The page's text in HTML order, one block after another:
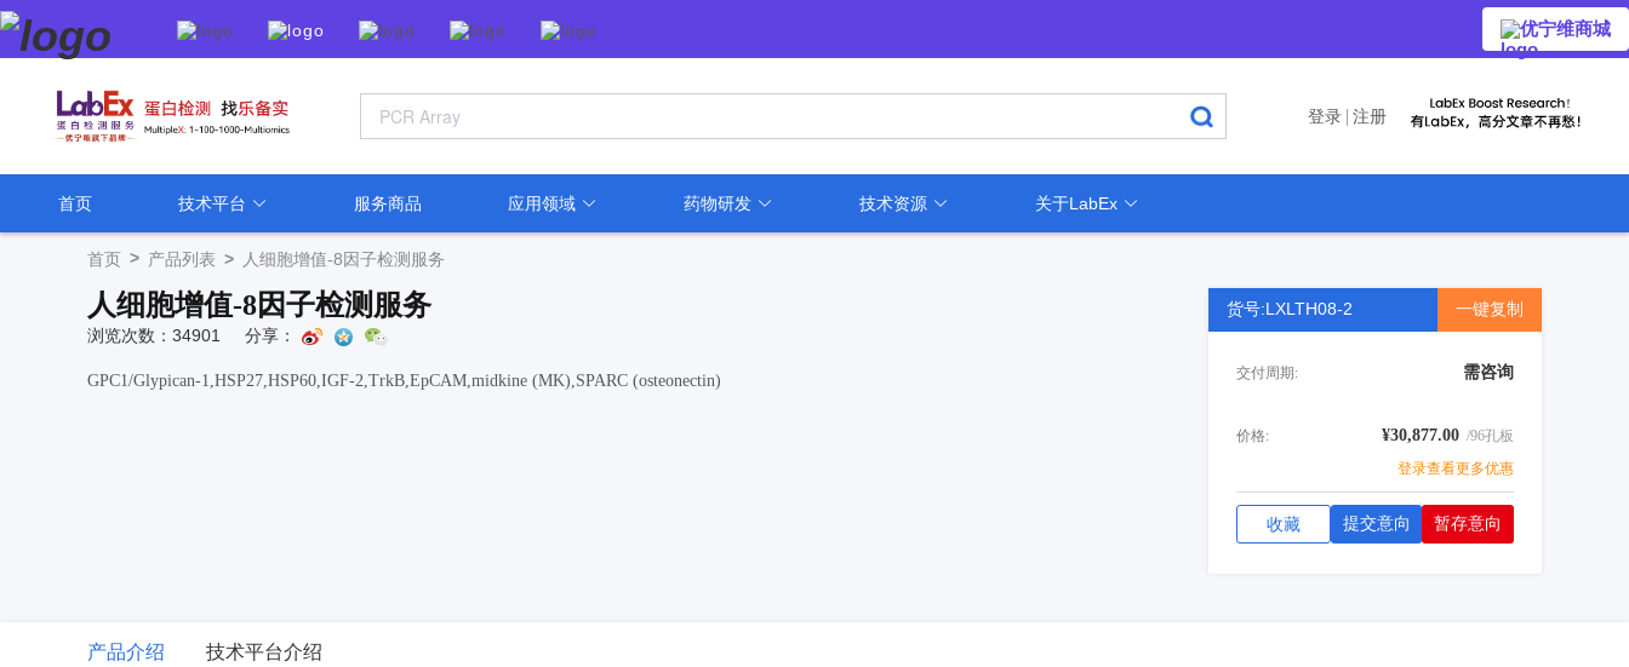
优宁维商城
登录 注册
首页 技术平台 服务商品 应用领域 药物研发 技术资源 关于LabEx
首页 > 产品列表 > 人细胞增值-8因子检测服务
人细胞增值-8因子检测服务
浏览次数：34901 分享：
GPC1/Glypican-1,HSP27,HSP60,IGF-2,TrkB,EpCAM,midkine (MK),SPARC (osteonectin)
货号:LXLTH08-2 一键复制
交付周期: 需咨询
价格: ¥30,877.00 /96孔板
登录查看更多优惠
收藏 提交意向 暂存意向
产品介绍 技术平台介绍